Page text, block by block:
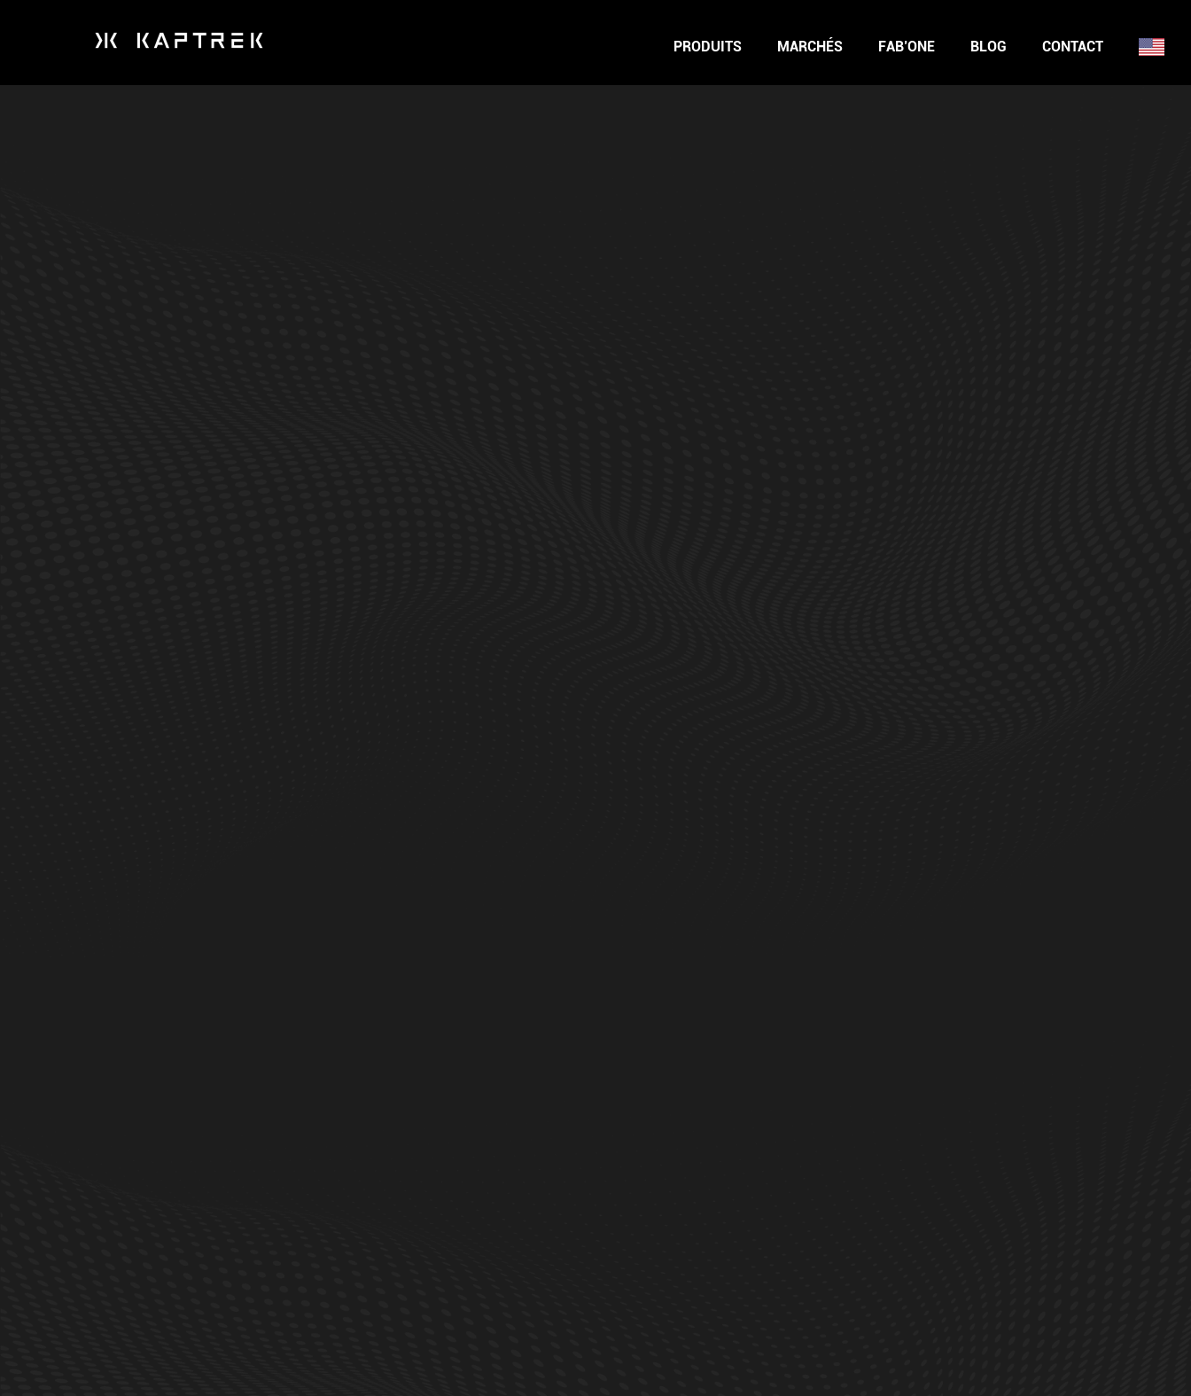
PRODUITS MARCHÉS FAB’ONE BLOG CONTACT